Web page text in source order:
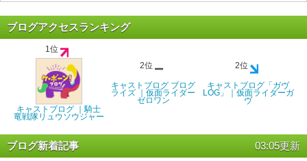
ブログアクセスランキング
1位
キャストブログ ｜騎士
竜戦隊リュウソウジャー
2位
キャストブログ ブログ
ライズ ｜仮面ライダー
ゼロワン
2位
キャストブログ「ガヴ
LOG」｜仮面ライダーガ
ヴ
ブログ新着記事 03:05更新